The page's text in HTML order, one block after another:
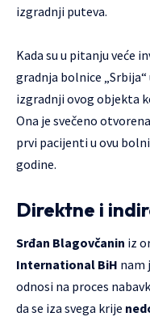
izgradnji puteva.
Kada su u pitanju veće
gradnja bolnice
izgradnji ovog objekta
Ona je svečeno
prvi pacijenti u ovu
godine.
Direktne i
Srđan Blagovčanin iz
International BiH nam
odnosi na proces
da se iza svega krije